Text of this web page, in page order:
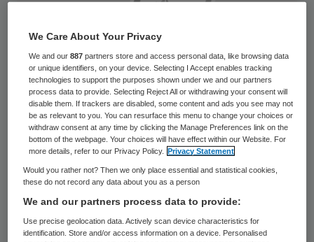
Twee grote ggz-instellingen, Bouman GGZ
en Delta Psychiatrisch Centrum, zijn per 1
juli gefuseerd. De nieuwe zorgonderneming
We Care About Your Privacy
We and our887 partners store and access personal data, like browsing data
or unique identifiers, on your device. Selecting I Accept enables tracking
technologies to support the purposes shown under we and our partners
process data to provide. Selecting Reject All or withdrawing your consent will
disable them. If trackers are disabled, some content and ads you see may not
be as relevant to you. You can resurface this menu to change your choices or
withdraw consent at any time by clicking the Manage Preferences link on the
bottom of the webpage. Your choices will have effect within our Website. For
more details, refer to our Privacy Policy.
Privacy Statement
Would you rather not? Then we only place essential and statistical cookies,
these do not record any data about you as a person
We and our partners process data to provide:
Use precise geolocation data. Actively scan device characteristics for
identification. Store and/or access information on a device. Personalised